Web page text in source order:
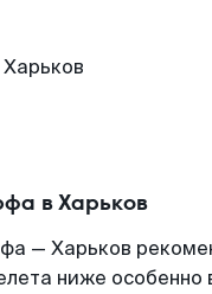
в Харьков
— Харьков
ниже особенно